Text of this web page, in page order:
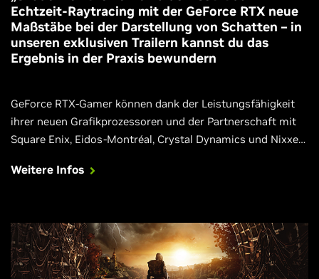
Echtzeit-Raytracing mit der GeForce RTX neue
Maßstäbe bei der Darstellung von Schatten – in
unseren exklusiven Trailern kannst du das
Ergebnis in der Praxis bewundern
GeForce RTX-Gamer können dank der Leistungsfähigkeit
ihrer neuen Grafikprozessoren und der Partnerschaft mit
Square Enix, Eidos-Montréal, Crystal Dynamics und Nixxes
erleben.
Weitere Infos